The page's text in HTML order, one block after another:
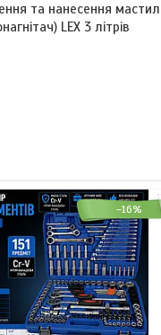
та нанесення
LEX 3 літрів
–16%